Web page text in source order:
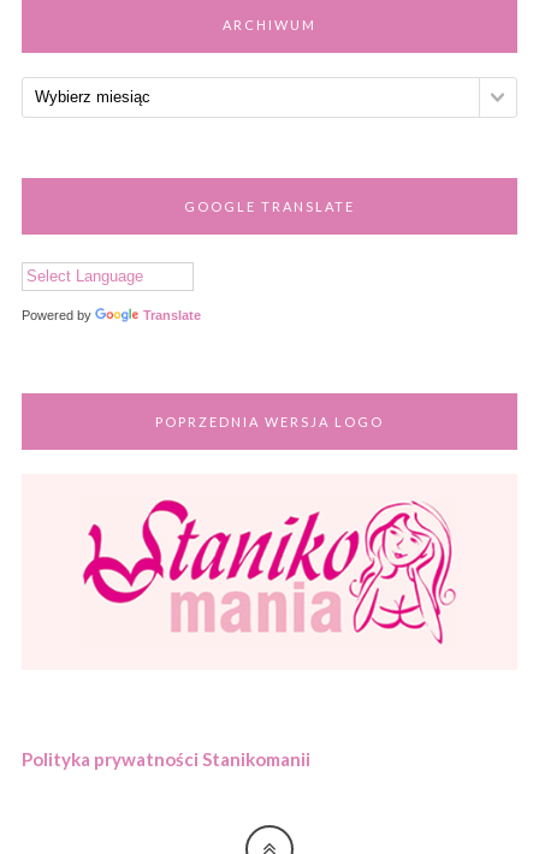
ARCHIWUM
GOOGLE TRANSLATE
Powered by Translate
POPRZEDNIA WERSJA LOGO
Polityka prywatności Stanikomanii